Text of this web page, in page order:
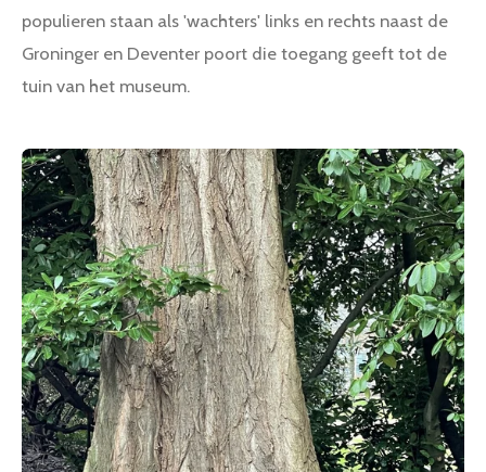
populieren staan als 'wachters' links en rechts naast de
Groninger en Deventer poort die toegang geeft tot de
tuin van het museum.